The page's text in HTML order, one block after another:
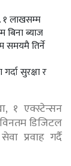
लाखसम्म
ब्याज
समयमै तिर्ने
सुरक्षा र
१ एक्स्टेन्सन
डिजिटल
प्रवाह गर्दै